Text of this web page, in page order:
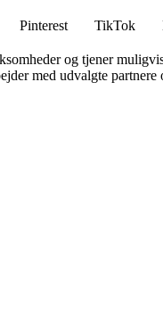
Pinterest TikTok
og tjener
med udvalgte